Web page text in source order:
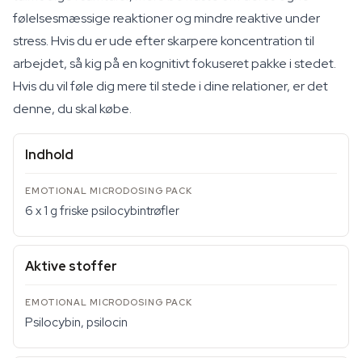
følelsesmæssige reaktioner og mindre reaktive under
stress. Hvis du er ude efter skarpere koncentration til
arbejdet, så kig på en kognitivt fokuseret pakke i stedet.
Hvis du vil føle dig mere til stede i dine relationer, er det
denne, du skal købe.
Indhold
6 x 1 g friske psilocybintrøfler
Aktive stoffer
Psilocybin, psilocin